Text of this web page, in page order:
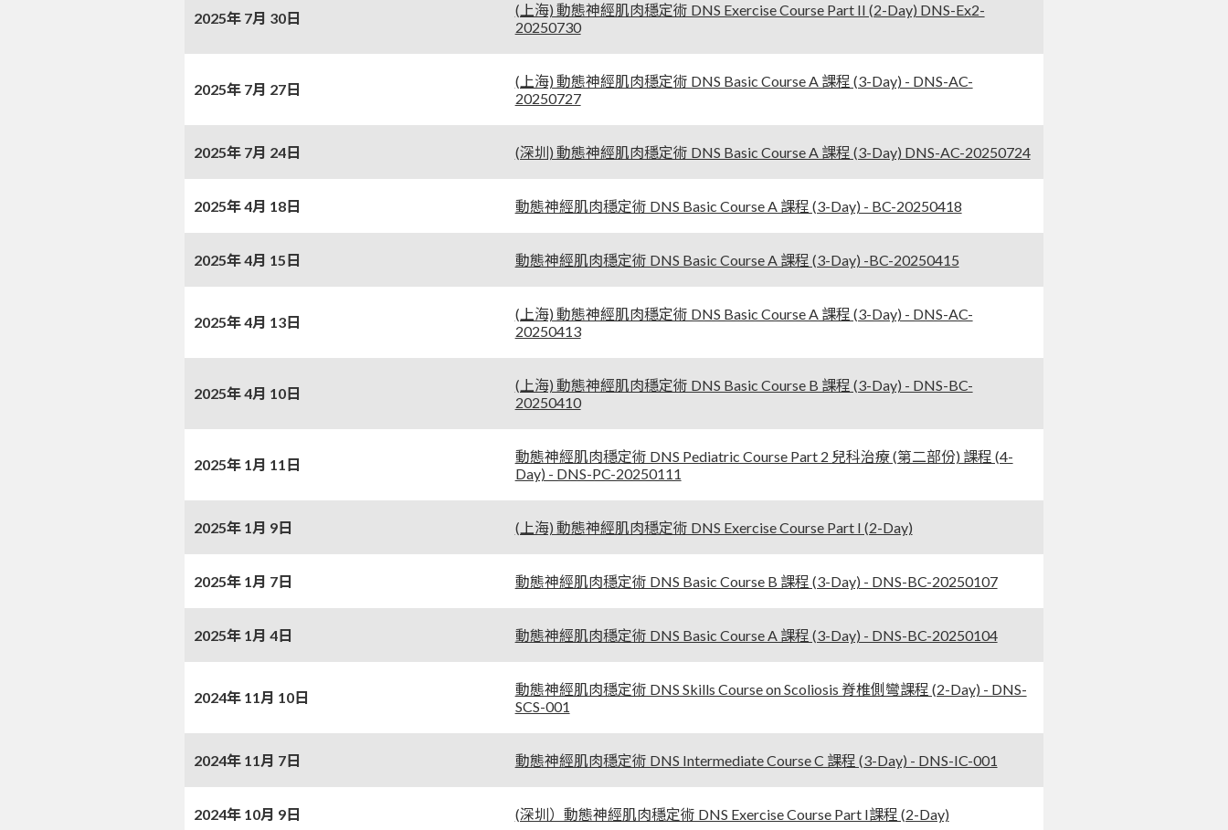
2025年 7月 30日
(上海) 動態神經肌肉穩定術 DNS Exercise Course Part II (2-Day) DNS-Ex2-
20250730
2025年 7月 27日
(上海) 動態神經肌肉穩定術 DNS Basic Course A 課程 (3-Day) - DNS-AC-
20250727
2025年 7月 24日 (深圳) 動態神經肌肉穩定術 DNS Basic Course A 課程 (3-Day) DNS-AC-20250724
2025年 4月 18日 動態神經肌肉穩定術 DNS Basic Course A 課程 (3-Day) - BC-20250418
2025年 4月 15日 動態神經肌肉穩定術 DNS Basic Course A 課程 (3-Day) -BC-20250415
2025年 4月 13日
(上海) 動態神經肌肉穩定術 DNS Basic Course A 課程 (3-Day) - DNS-AC-
20250413
2025年 4月 10日
(上海) 動態神經肌肉穩定術 DNS Basic Course B 課程 (3-Day) - DNS-BC-
20250410
2025年 1月 11日
動態神經肌肉穩定術 DNS Pediatric Course Part 2 兒科治療 (第二部份) 課程 (4-
Day) - DNS-PC-20250111
2025年 1月 9日 (上海) 動態神經肌肉穩定術 DNS Exercise Course Part I (2-Day)
2025年 1月 7日 動態神經肌肉穩定術 DNS Basic Course B 課程 (3-Day) - DNS-BC-20250107
2025年 1月 4日 動態神經肌肉穩定術 DNS Basic Course A 課程 (3-Day) - DNS-BC-20250104
2024年 11月 10日
動態神經肌肉穩定術 DNS Skills Course on Scoliosis 脊椎側彎課程 (2-Day) - DNS-
SCS-001
2024年 11月 7日 動態神經肌肉穩定術 DNS Intermediate Course C 課程 (3-Day) - DNS-IC-001
2024年 10月 9日 (深圳）動態神經肌肉穩定術 DNS Exercise Course Part I課程 (2-Day)